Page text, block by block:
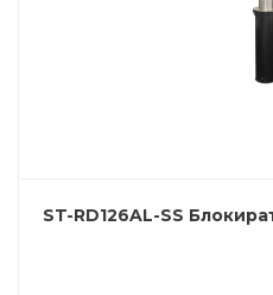
ST-RD126AL-SS